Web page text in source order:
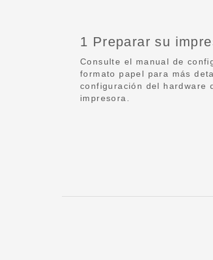
1 Preparar su
Consulte el manual de
formato papel para más
configuración del hardware
impresora.